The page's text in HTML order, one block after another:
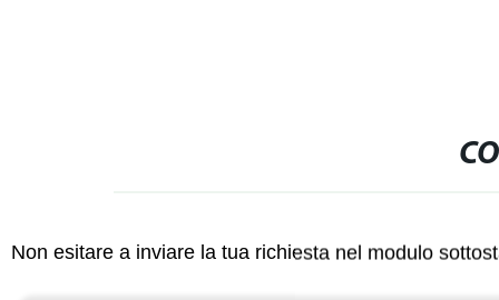
Non esitare a inviare la tua richiesta nel modulo